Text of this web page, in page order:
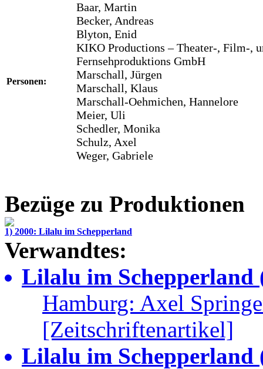
Personen:
Baar, Martin
Becker, Andreas
Blyton, Enid
KIKO Productions – Theater-, Film-,
Fernsehproduktions GmbH
Marschall, Jürgen
Marschall, Klaus
Marschall-Oehmichen, Hannelore
Meier, Uli
Schedler, Monika
Schulz, Axel
Weger, Gabriele
Bezüge zu Produktionen
1) 2000: Lilalu im Schepperland
Verwandtes:
Lilalu im Schepperland
Hamburg: Axel
[Zeitschriftenartikel]
Lilalu im Schepperland